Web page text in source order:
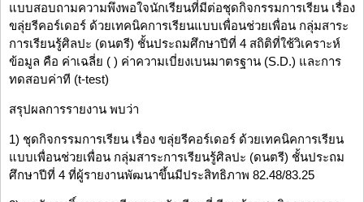
แบบสอบถามความพึงพอใจนักเรียนที่มีต่อชุดกิจกรรมการเรียน เรื่อง
ขลุ่ยรีคอร์เดอร์ ด้วยเทคนิคการเรียนแบบเพื่อนช่วยเพื่อน กลุ่มสาระ
การเรียนรู้ศิลปะ (ดนตรี) ชั้นประถมศึกษาปีที่ 4 สถิติที่ใช้วิเคราะห์
ข้อมูล คือ ค่าเฉลี่ย ( ) ค่าความเบี่ยงเบนมาตรฐาน (S.D.) และการ
ทดสอบค่าที (t-test)
สรุปผลการรายงาน พบว่า
1) ชุดกิจกรรมการเรียน เรื่อง ขลุ่ยรีคอร์เดอร์ ด้วยเทคนิคการเรียน
แบบเพื่อนช่วยเพื่อน กลุ่มสาระการเรียนรู้ศิลปะ (ดนตรี) ชั้นประถม
ศึกษาปีที่ 4 ที่ผู้รายงานพัฒนาขึ้นมีประสิทธิภาพ 82.48/83.25